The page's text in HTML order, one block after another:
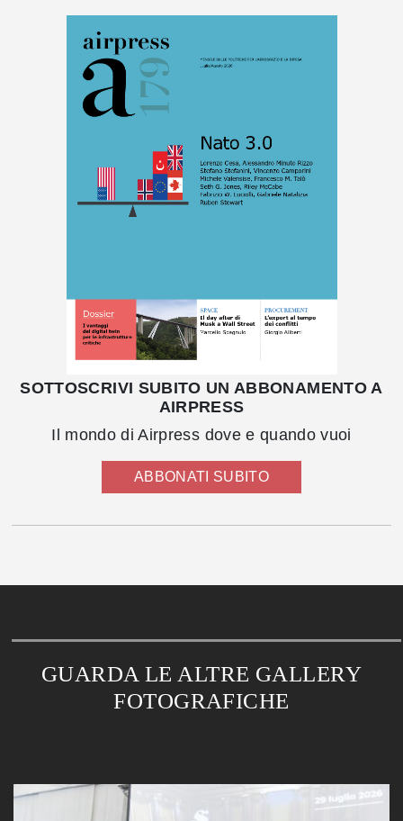
SOTTOSCRIVI SUBITO UN ABBONAMENTO A
AIRPRESS
Il mondo di Airpress dove e quando vuoi
ABBONATI SUBITO
GUARDA LE ALTRE GALLERY
FOTOGRAFICHE